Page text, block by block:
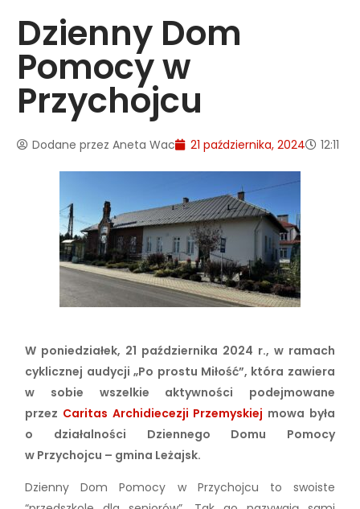
Dzienny Dom
Pomocy w
Przychojcu
Dodane przez Aneta Wac 21 października, 2024 12:11
W poniedziałek, 21 października 2024 r., w ramach
cyklicznej audycji „Po prostu Miłość”, która zawiera
w sobie wszelkie aktywności podejmowane
przez Caritas Archidiecezji Przemyskiej mowa była
o działalności Dziennego Domu Pomocy
w Przychojcu – gmina Leżajsk.
Dzienny Dom Pomocy w Przychojcu to swoiste